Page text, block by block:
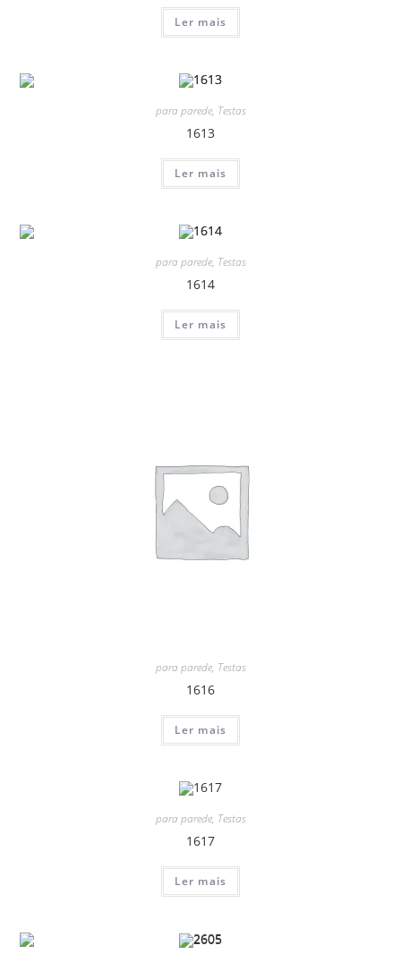
Ler mais
para parede, Testas
1613
Ler mais
para parede, Testas
1614
Ler mais
para parede, Testas
1616
Ler mais
para parede, Testas
1617
Ler mais